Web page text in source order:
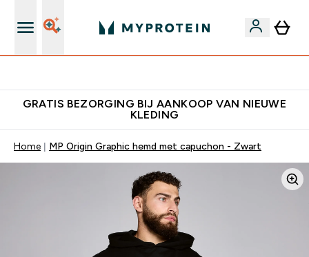
GRATIS BEZORGING BIJ AANKOOP VAN NIEUWE
KLEDING
Home MP Origin Graphic hemd met capuchon - Zwart